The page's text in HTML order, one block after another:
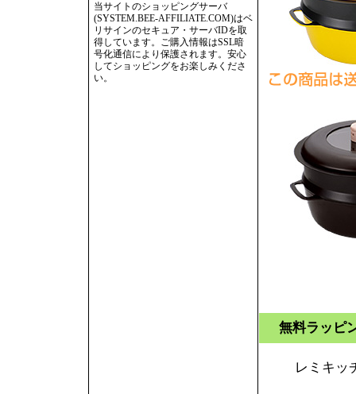
当サイトのショッピングサーバ
(SYSTEM.BEE-AFFILIATE.COM)はベ
リサインのセキュア・サーバIDを取
得しています。ご購入情報はSSL暗
号化通信により保護されます。安心
してショッピングをお楽しみくださ
い。
無料ラッピ
レミキッ